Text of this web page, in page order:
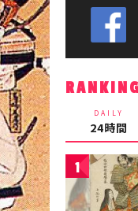
RANKING
DAILY
24時間
1